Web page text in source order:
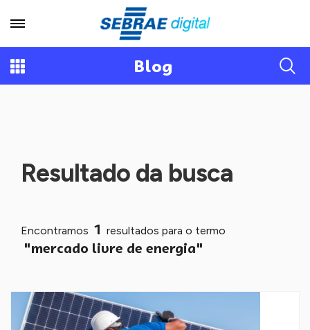
Blog
Resultado da busca
Encontramos 1 resultados para o termo
"mercado livre de energia"